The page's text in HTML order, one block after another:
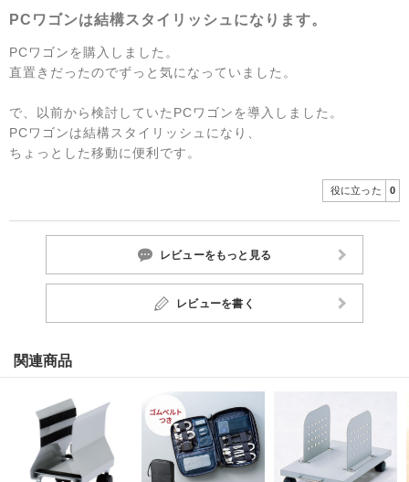
PCワゴンは結構スタイリッシュになります。
PCワゴンを購入しました。
直置きだったのでずっと気になっていました。
で、以前から検討していたPCワゴンを導入しました。
PCワゴンは結構スタイリッシュになり、
ちょっとした移動に便利です。
役に立った 0
レビューをもっと見る
レビューを書く
関連商品